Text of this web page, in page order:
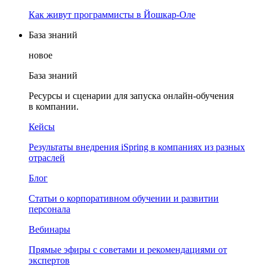
Как живут программисты в Йошкар‑Оле
База знаний
новое
База знаний
Ресурсы и сценарии для запуска онлайн-обучения
в компании.
Кейсы
Результаты внедрения iSpring в компаниях из разных
отраслей
Блог
Статьи о корпоративном обучении и развитии
персонала
Вебинары
Прямые эфиры с советами и рекомендациями от
экспертов